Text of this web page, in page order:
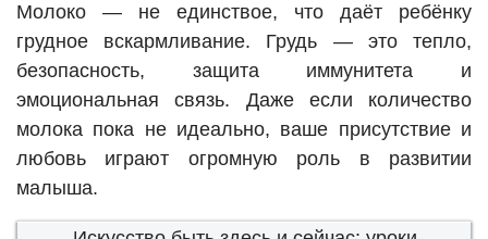
Молоко — не единствое, что даёт ребёнку
грудное вскармливание. Грудь — это тепло,
безопасность, защита иммунитета и
эмоциональная связь. Даже если количество
молока пока не идеально, ваше присутствие и
любовь играют огромную роль в развитии
малыша.